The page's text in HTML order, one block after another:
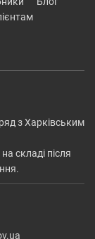
з Харківським
складі після